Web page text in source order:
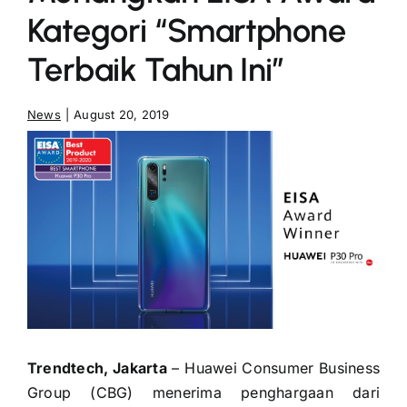
Kategori “Smartphone
Terbaik Tahun Ini”
News August 20, 2019
Trendtech, Jakarta– Huawei Consumer Business
Group (CBG) menerima penghargaan dari